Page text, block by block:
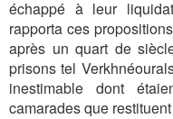
échappé à leur
rapporta ces
après un quart de
prisons tel
inestimable dont
camarades que